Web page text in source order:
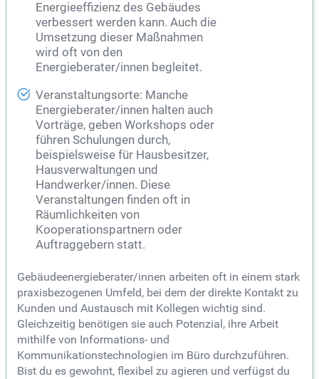
Energieeffizienz des Gebäudes
verbessert werden kann. Auch die
Umsetzung dieser Maßnahmen
wird oft von den
Energieberater/innen begleitet.
Veranstaltungsorte: Manche
Energieberater/innen halten auch
Vorträge, geben Workshops oder
führen Schulungen durch,
beispielsweise für Hausbesitzer,
Hausverwaltungen und
Handwerker/innen. Diese
Veranstaltungen finden oft in
Räumlichkeiten von
Kooperationspartnern oder
Auftraggebern statt.
Gebäudeenergieberater/innen arbeiten oft in einem stark
praxisbezogenen Umfeld, bei dem der direkte Kontakt zu
Kunden und Austausch mit Kollegen wichtig sind.
Gleichzeitig benötigen sie auch Potenzial, ihre Arbeit
mithilfe von Informations- und
Kommunikationstechnologien im Büro durchzuführen.
Bist du es gewohnt, flexibel zu agieren und verfügst du